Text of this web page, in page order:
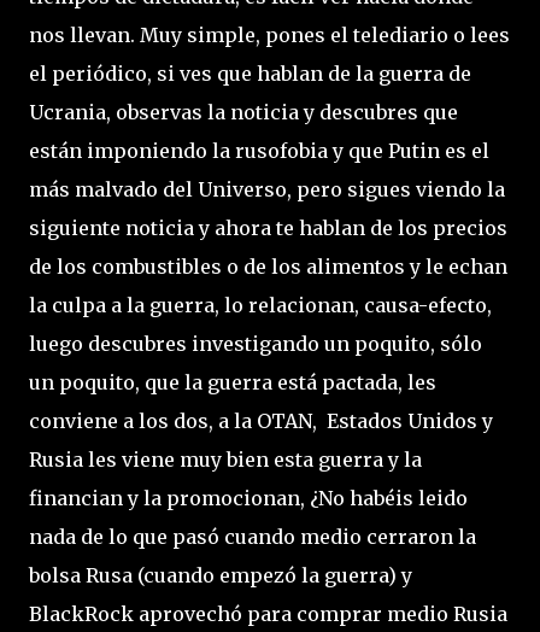
nos llevan. Muy simple, pones el telediario o lees
el periódico, si ves que hablan de la guerra de
Ucrania, observas la noticia y descubres que
están imponiendo la rusofobia y que Putin es el
más malvado del Universo, pero sigues viendo la
siguiente noticia y ahora te hablan de los precios
de los combustibles o de los alimentos y le echan
la culpa a la guerra, lo relacionan, causa-efecto,
luego descubres investigando un poquito, sólo
un poquito, que la guerra está pactada, les
conviene a los dos, a la OTAN, Estados Unidos y
Rusia les viene muy bien esta guerra y la
financian y la promocionan, ¿No habéis leido
nada de lo que pasó cuando medio cerraron la
bolsa Rusa (cuando empezó la guerra) y
BlackRock aprovechó para comprar medio Rusia